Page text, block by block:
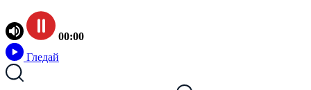
00:00
Гледай